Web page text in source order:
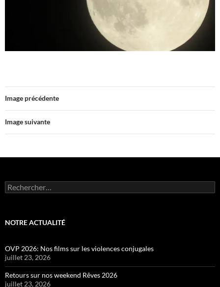
Image précédente
Image suivante
Rechercher :
NOTRE ACTUALITÉ
OVP 2026: Nos films sur les violences conjugales
juillet 23, 2026
Retours sur nos weekend Rêves 2026
juillet 23, 2026